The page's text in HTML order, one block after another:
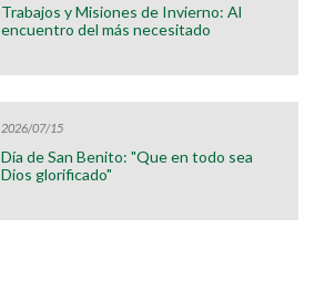
Trabajos y Misiones de Invierno: Al
encuentro del más necesitado
2026/07/15
Día de San Benito: "Que en todo sea
Dios glorificado"